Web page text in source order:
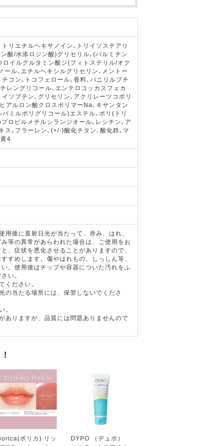
リエチルヘキサノイン､トリイソステアリ
酸/水添ロジン酸)グリセリル､(パルミチン
イルグルタミン酸ジ(フィトステリル/オク
ル､エチルヘキシルグリセリン､メントー
コン､トコフェロール､香料､バニリルブチ
レングリコール､エンテロコッカスフェカ
ソブテン､グリセリン､アクリレーツコポリ
アルロン酸クロスポリマーNa､キサンタン
ミルポリグリコール)エステル､ポリ(トリ
ロピルメチルシランジオール､レシチン､ア
ス､フラーレン､(+/-)酸化チタン､酸化鉄､マ
4
後に直射日光が当たって、赤み、はれ、
等の異常があらわれた場合は、ご使用をお
、症状を悪化させることがありますので、
すめします。傷やはれもの、しっしん等、
。使用後はチップや容器についた汚れをふ
い。
ください。
の当たる場所には、保管しないでくださ
。
ありますが、品質には問題ありませんので
ボリカ) リッ
DYPO （デュポ）